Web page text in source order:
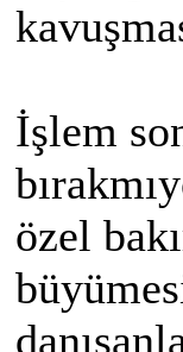
İşlem
özel